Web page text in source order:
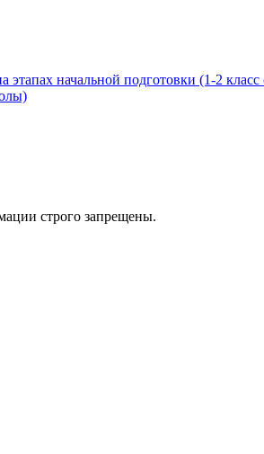
начальной подготовки (1-2
строго запрещены.